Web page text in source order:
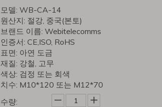
모델: WB-CA-14
원산지: 절강, 중국(본토)
브랜드 이름: Webitelecomms
인증서: CE,ISO, RoHS
표면: 아연 도금
재질: 강철, 고무
색상: 검정 또는 회색
치수: M10*120 또는 M12*70
수량: